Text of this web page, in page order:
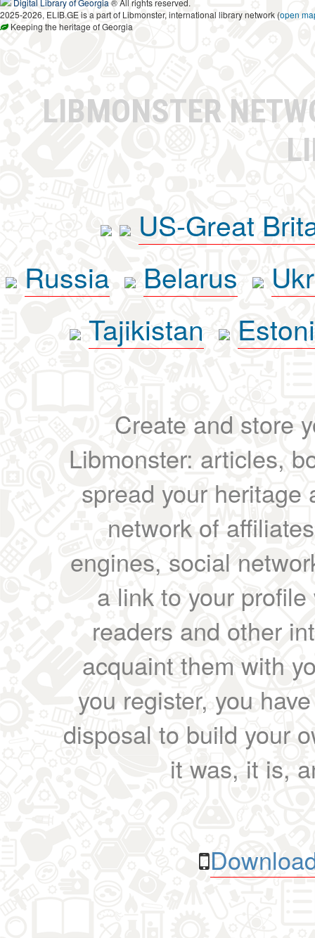
Digital Library of Georgia ® All rights reserved.
2025-2026, ELIB.GE is a part of Libmonster, international library network (open
Keeping the heritage of Georgia
LIBMONSTER
US-Great
Russia
Belarus
Tajikistan
Create and store
Libmonster: articles,
spread your heritage
network of
engines, social
a link to your
readers and other
acquaint them with
you register, you
disposal to build your
it was, it is,